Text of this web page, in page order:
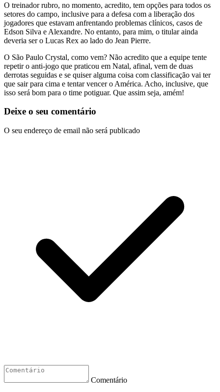
O treinador rubro, no momento, acredito, tem opções para todos os
setores do campo, inclusive para a defesa com a liberação dos
jogadores que estavam anfrentando problemas clínicos, casos de
Edson Silva e Alexandre. No entanto, para mim, o titular ainda
deveria ser o Lucas Rex ao lado do Jean Pierre.
O São Paulo Crystal, como vem? Não acredito que a equipe tente
repetir o anti-jogo que praticou em Natal, afinal, vem de duas
derrotas seguidas e se quiser alguma coisa com classificação vai ter
que sair para cima e tentar vencer o América. Acho, inclusive, que
isso será bom para o time potiguar. Que assim seja, amém!
Deixe o seu comentário
O seu endereço de email não será publicado
Comentário